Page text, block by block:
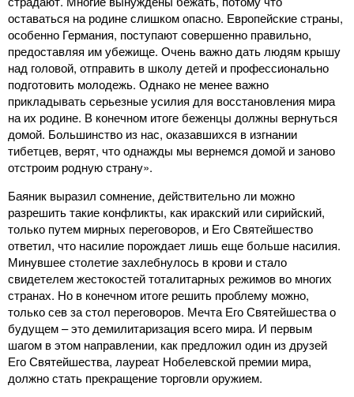
оставаться на родине слишком опасно. Европейские страны,
особенно Германия, поступают совершенно правильно,
предоставляя им убежище. Очень важно дать людям крышу
над головой, отправить в школу детей и профессионально
подготовить молодежь. Однако не менее важно
прикладывать серьезные усилия для восстановления мира
на их родине. В конечном итоге беженцы должны вернуться
домой. Большинство из нас, оказавшихся в изгнании
тибетцев, верят, что однажды мы вернемся домой и заново
отстроим родную страну».
Баяник выразил сомнение, действительно ли можно
разрешить такие конфликты, как иракский или сирийский,
только путем мирных переговоров, и Его Святейшество
ответил, что насилие порождает лишь еще больше насилия.
Минувшее столетие захлебнулось в крови и стало
свидетелем жестокостей тоталитарных режимов во многих
странах. Но в конечном итоге решить проблему можно,
только сев за стол переговоров. Мечта Его Святейшества о
будущем – это демилитаризация всего мира. И первым
шагом в этом направлении, как предложил один из друзей
Его Святейшества, лауреат Нобелевской премии мира,
должно стать прекращение торговли оружием.